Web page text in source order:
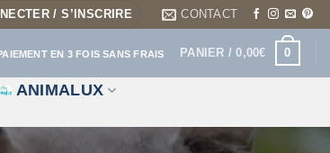
/ S’INSCRIRE CONTACT
EN 3 FOIS SANS FRAIS PANIER /0,00€ 0
ANIMALUX